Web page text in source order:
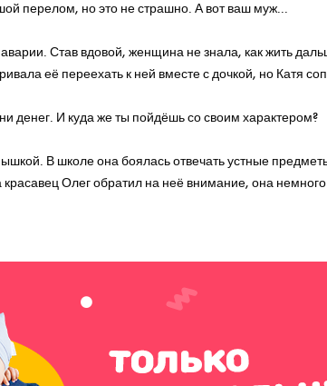
перелом, но это не страшно. А вот ваш муж...
Став вдовой, женщина не знала, как жить
её переехать к ней вместе с дочкой, но Катя
денег. И куда же ты пойдёшь со своим характером?
В школе она боялась отвечать устные
Олег обратил на неё внимание, она